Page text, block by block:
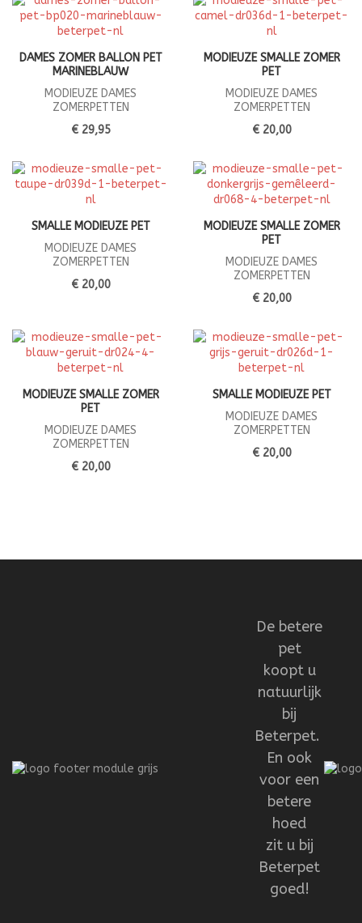
DAMES ZOMER BALLON PET
MARINEBLAUW
MODIEUZE DAMES
ZOMERPETTEN
€ 29,95
MODIEUZE SMALLE ZOMER
PET
MODIEUZE DAMES
ZOMERPETTEN
€ 20,00
SMALLE MODIEUZE PET
MODIEUZE DAMES
ZOMERPETTEN
€ 20,00
MODIEUZE SMALLE ZOMER
PET
MODIEUZE DAMES
ZOMERPETTEN
€ 20,00
MODIEUZE SMALLE ZOMER
PET
MODIEUZE DAMES
ZOMERPETTEN
€ 20,00
SMALLE MODIEUZE PET
MODIEUZE DAMES
ZOMERPETTEN
€ 20,00
De betere
pet
koopt u
natuurlijk
bij
Beterpet.
En ook
voor een
betere
hoed
zit u bij
Beterpet
goed!